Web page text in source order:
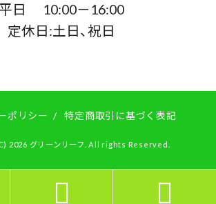
平日 10:00－16:00
定休日:土日、祝日
ポリシー / 特定商取引に基づく表記
2026 グリーンリーフ. All rights Reserved.
 